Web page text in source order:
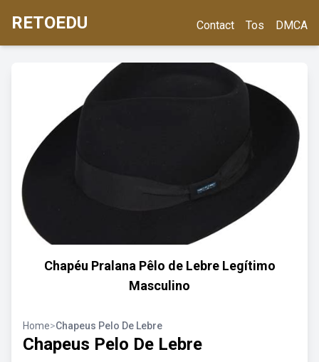
RETOEDU Contact Tos DMCA
Chapéu Pralana Pêlo de Lebre Legítimo
Masculino
Home>Chapeus Pelo De Lebre
Chapeus Pelo De Lebre